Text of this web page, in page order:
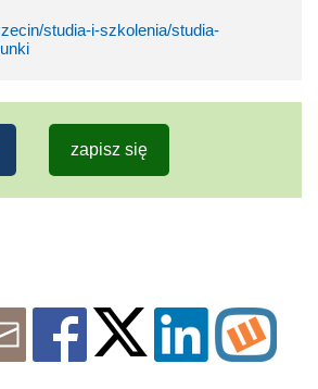
studia-i-szkolenia/studia-
zapisz się